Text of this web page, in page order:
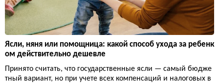
Ясли, няня или помощница: какой способ ухода за ребенк
ом действительно дешевле
Принято считать, что государственные ясли — самый бюдже
тный вариант, но при учете всех компенсаций и налоговых в